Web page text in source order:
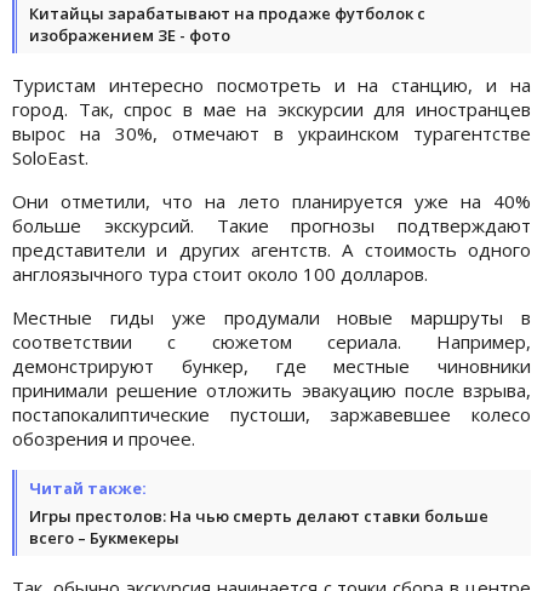
Китайцы зарабатывают на продаже футболок с
изображением ЗЕ - фото
Туристам интересно посмотреть и на станцию, и на
город. Так, спрос в мае на экскурсии для иностранцев
вырос на 30%, отмечают в украинском турагентстве
SoloEast.
Они отметили, что на лето планируется уже на 40%
больше экскурсий. Такие прогнозы подтверждают
представители и других агентств. А стоимость одного
англоязычного тура стоит около 100 долларов.
Местные гиды уже продумали новые маршруты в
соответствии с сюжетом сериала. Например,
демонстрируют бункер, где местные чиновники
принимали решение отложить эвакуацию после взрыва,
постапокалиптические пустоши, заржавевшее колесо
обозрения и прочее.
Читай также:
Игры престолов: На чью смерть делают ставки больше
всего – Букмекеры